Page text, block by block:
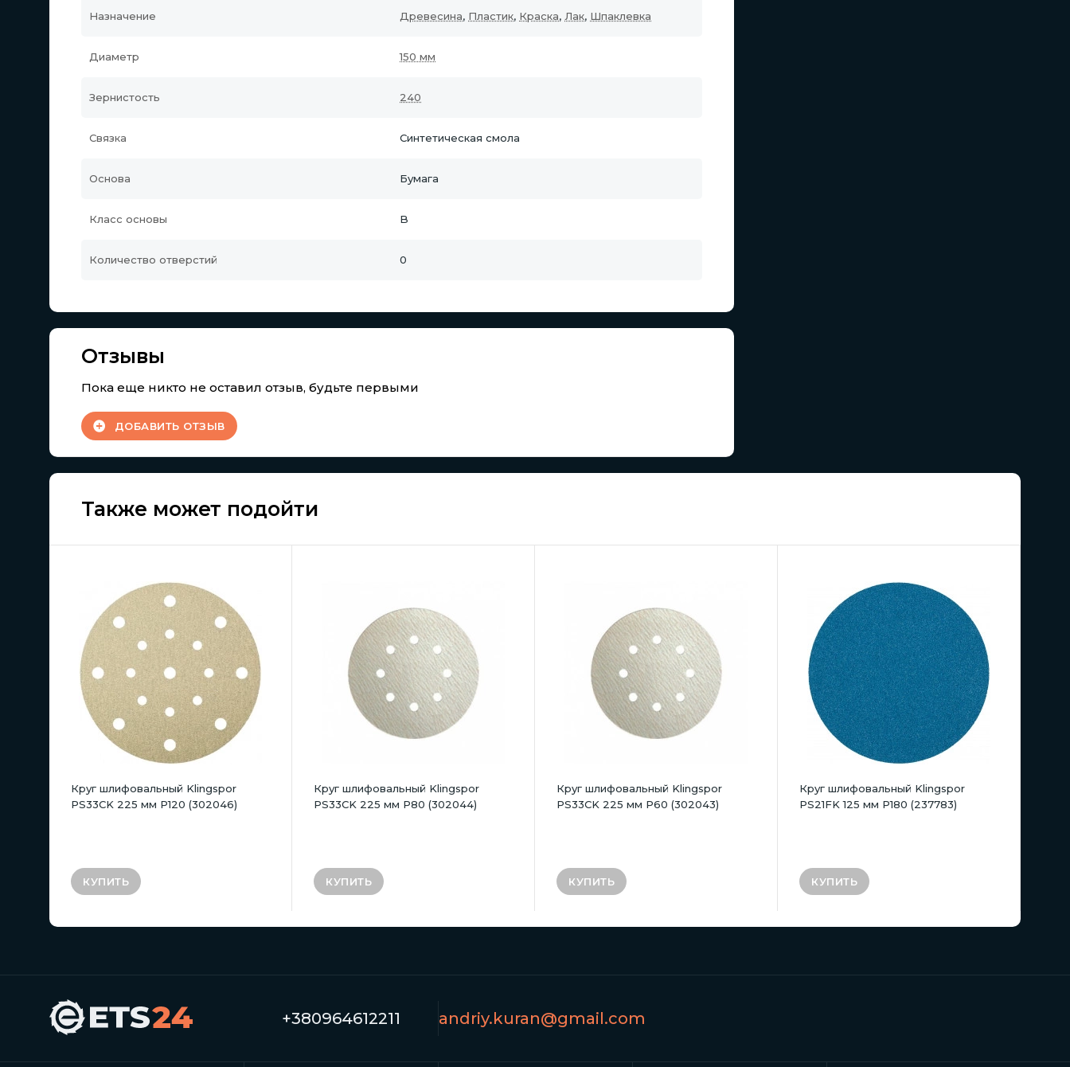
Назначение Древесина, Пластик, Краска, Лак, Шпаклевка
Диаметр 150 мм
Зернистость 240
Связка Синтетическая смола
Основа Бумага
Класс основы B
Количество отверстий 0
Отзывы
Пока еще никто не оставил отзыв, будьте первыми
ДОБАВИТЬ ОТЗЫВ
Также может подойти
Круг шлифовальный Klingspor
PS33CK 225 мм P120 (302046)
КУПИТЬ
Круг шлифовальный Klingspor
PS33CK 225 мм P80 (302044)
КУПИТЬ
Круг шлифовальный Klingspor
PS33CK 225 мм P60 (302043)
КУПИТЬ
Круг шлифовальный Klingspor
PS21FK 125 мм P180 (237783)
КУПИТЬ
+380964612211 andriy.kuran@gmail.com